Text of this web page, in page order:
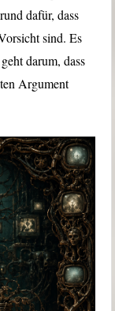
dafür, dass
sind. Es
darum, dass
Argument